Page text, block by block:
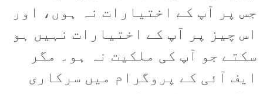
جس پر آپ کے اختیارات نہ ہوں، اور
اس چیز پر آپ کے اختیارات نہیں ہو
سکتے جو آپ کی ملکیت نہ ہو۔ مگر
ایف آئی کے پروگرام میں سرکاری